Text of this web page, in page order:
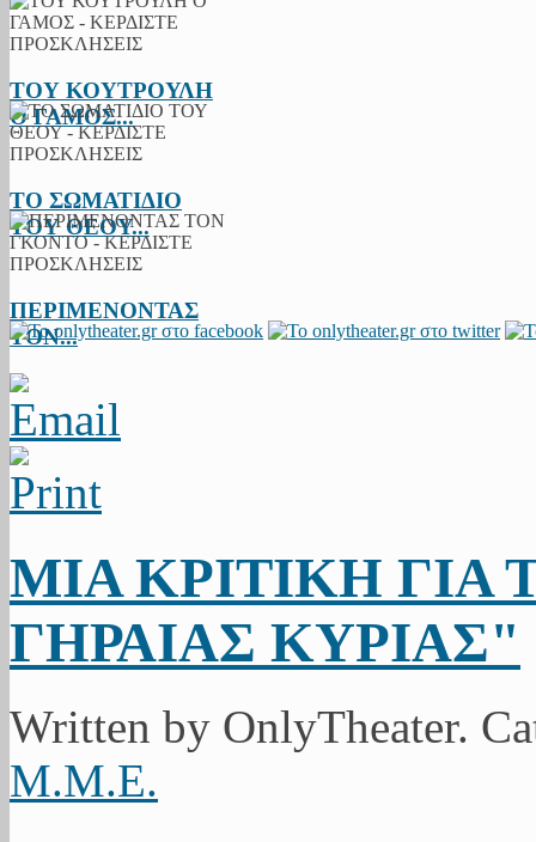
ΤΟΥ ΚΟΥΤΡΟΥΛΗ
Ο ΓΑΜΟΣ...
ΤΟ ΣΩΜΑΤΙΔΙΟ
ΤΟΥ ΘΕΟΥ...
ΠΕΡΙΜΕΝΟΝΤΑΣ
ΤΟΝ...
ΜΙΑ ΚΡΙΤΙΚΗ
ΓΗΡΑΙΑΣ ΚΥΡΙΑΣ"
Written by OnlyTheater.
Μ.Μ.Ε.